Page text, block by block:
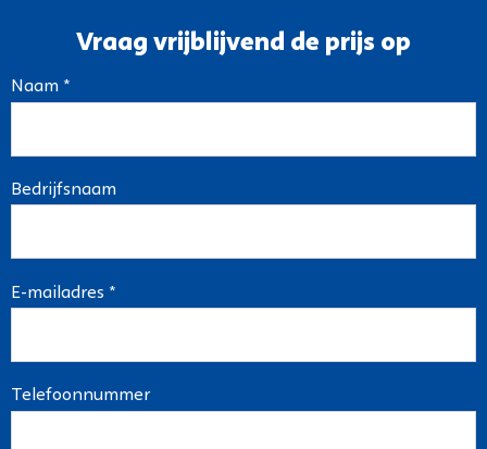
Vraag vrijblijvend de prijs op
Naam *
Bedrijfsnaam
E-mailadres *
Telefoonnummer